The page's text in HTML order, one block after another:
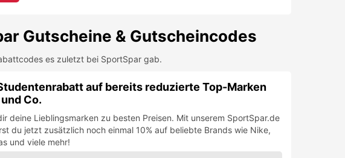
Gutscheine & Gutscheincodes
es zuletzt bei SportSpar gab.
auf bereits reduzierte Top-Marken
Co.
deine Lieblingsmarken zu besten Preisen. Mit unserem SportSpar.de
du jetzt zusätzlich noch einmal 10% auf beliebte Brands wie Nike,
und viele mehr!